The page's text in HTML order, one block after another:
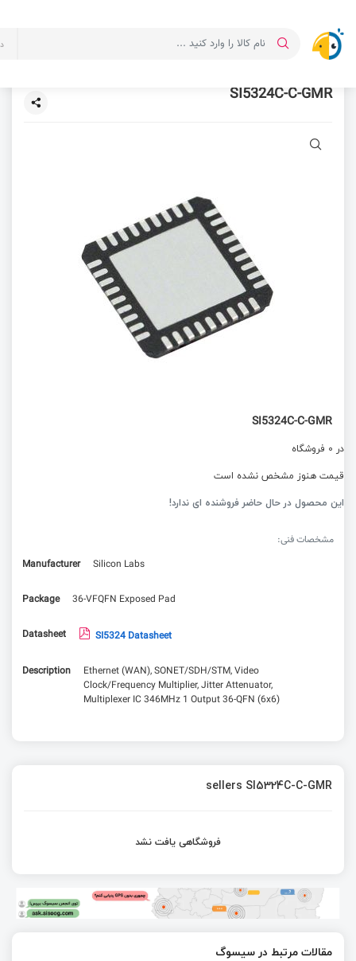
SI5324C-C-GMR
SI5324C-C-GMR
در 0 فروشگاه
قیمت هنوز مشخص نشده است
این محصول در حال حاضر فروشنده ای ندارد!
مشخصات فنی:
Manufacturer
Silicon Labs
Package 36-VFQFN Exposed Pad
Datasheet SI5324 Datasheet
Description
Ethernet (WAN), SONET/SDH/STM, Video
Clock/Frequency Multiplier, Jitter Attenuator,
Multiplexer IC 346MHz 1 Output 36-QFN (6x6)
sellers SI5324C-C-GMR
فروشگاهی یافت نشد
مقالات مرتبط در سیسوگ